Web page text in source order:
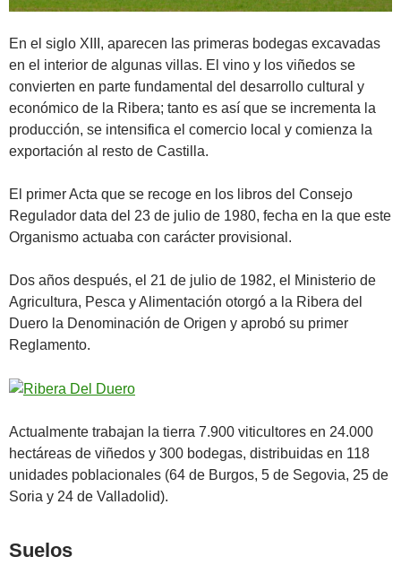
En el siglo XIII, aparecen las primeras bodegas excavadas
en el interior de algunas villas. El vino y los viñedos se
convierten en parte fundamental del desarrollo cultural y
económico de la Ribera; tanto es así que se incrementa la
producción, se intensifica el comercio local y comienza la
exportación al resto de Castilla.
El primer Acta que se recoge en los libros del Consejo
Regulador data del 23 de julio de 1980, fecha en la que este
Organismo actuaba con carácter provisional.
Dos años después, el 21 de julio de 1982, el Ministerio de
Agricultura, Pesca y Alimentación otorgó a la Ribera del
Duero la Denominación de Origen y aprobó su primer
Reglamento.
Actualmente trabajan la tierra 7.900 viticultores en 24.000
hectáreas de viñedos y 300 bodegas, distribuidas en 118
unidades poblacionales (64 de Burgos, 5 de Segovia, 25 de
Soria y 24 de Valladolid).
Suelos